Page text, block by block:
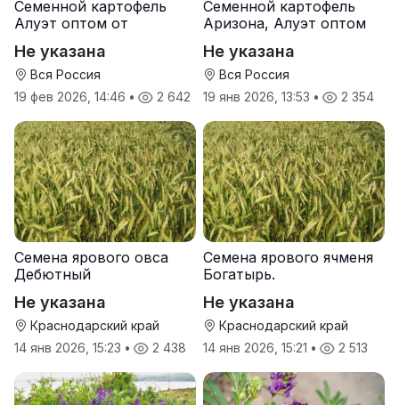
Семенной картофель
Алуэт оптом от
Не указана
Вся Россия
19 фев 2026, 14:46 • 2 642
Семенной картофель
Аризона, Алуэт оптом
Не указана
Вся Россия
19 янв 2026, 13:53 • 2 354
Семена ярового овса
Дебютный
Не указана
Краснодарский край
14 янв 2026, 15:23 • 2 438
Семена ярового ячменя
Богатырь.
Не указана
Краснодарский край
14 янв 2026, 15:21 • 2 513